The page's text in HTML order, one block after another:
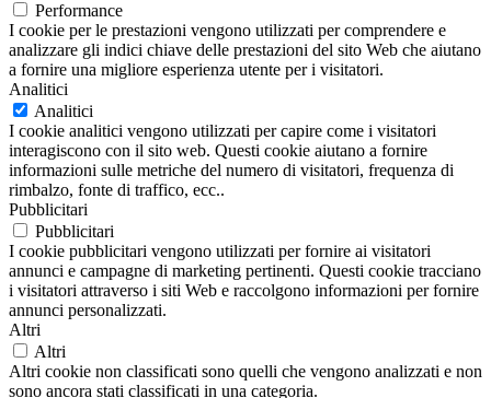
Performance
I cookie per le prestazioni vengono utilizzati per comprendere e
analizzare gli indici chiave delle prestazioni del sito Web che aiutano
a fornire una migliore esperienza utente per i visitatori.
Analitici
Analitici
I cookie analitici vengono utilizzati per capire come i visitatori
interagiscono con il sito web. Questi cookie aiutano a fornire
informazioni sulle metriche del numero di visitatori, frequenza di
rimbalzo, fonte di traffico, ecc..
Pubblicitari
Pubblicitari
I cookie pubblicitari vengono utilizzati per fornire ai visitatori
annunci e campagne di marketing pertinenti. Questi cookie tracciano
i visitatori attraverso i siti Web e raccolgono informazioni per fornire
annunci personalizzati.
Altri
Altri
Altri cookie non classificati sono quelli che vengono analizzati e non
sono ancora stati classificati in una categoria.